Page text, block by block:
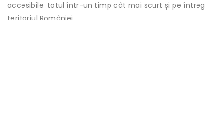
accesibile, totul într-un timp cât mai scurt și pe întreg
teritoriul României.